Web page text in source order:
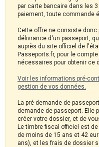
par carte bancaire dans les
paiement, toute commande
Cette offre ne consiste donc
délivrance d'un passeport,
auprès du site officiel de
Passeports.fr, pour le
nécessaires pour obtenir ce
Voir les informations pré-
gestion de vos données.
La pré-demande de
demande de passeport. Elle
créer votre dossier, et de
Le timbre fiscal officiel est
de moins de 15 ans et 42
ans), et les frais de dossier